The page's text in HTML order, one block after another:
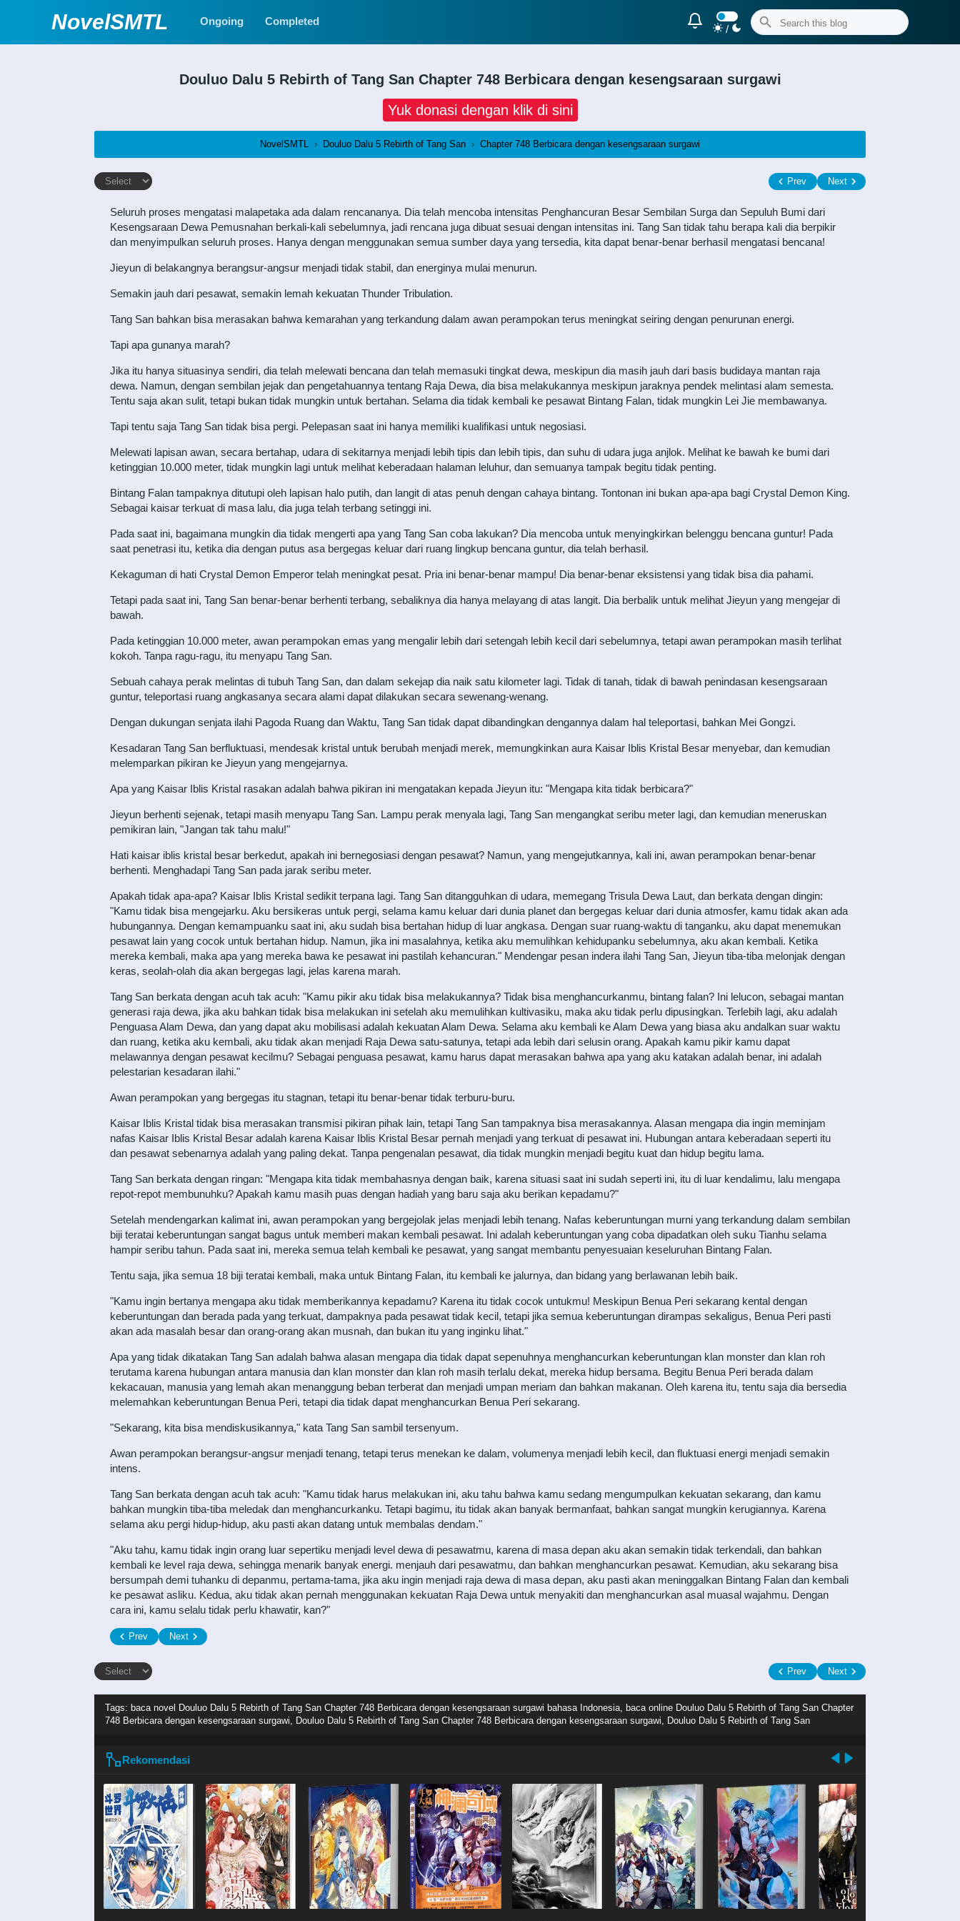
NovelSMTL Ongoing Completed
/
Douluo Dalu 5 Rebirth of Tang San Chapter 748 Berbicara dengan kesengsaraan surgawi
Yuk donasi dengan klik di sini
NovelSMTL › Douluo Dalu 5 Rebirth of Tang San › Chapter 748 Berbicara dengan kesengsaraan surgawi
Prev Next
Seluruh proses mengatasi malapetaka ada dalam rencananya. Dia telah mencoba intensitas Penghancuran Besar Sembilan Surga dan Sepuluh Bumi dari
Kesengsaraan Dewa Pemusnahan berkali-kali sebelumnya, jadi rencana juga dibuat sesuai dengan intensitas ini. Tang San tidak tahu berapa kali dia berpikir
dan menyimpulkan seluruh proses. Hanya dengan menggunakan semua sumber daya yang tersedia, kita dapat benar-benar berhasil mengatasi bencana!
Jieyun di belakangnya berangsur-angsur menjadi tidak stabil, dan energinya mulai menurun.
Semakin jauh dari pesawat, semakin lemah kekuatan Thunder Tribulation.
Tang San bahkan bisa merasakan bahwa kemarahan yang terkandung dalam awan perampokan terus meningkat seiring dengan penurunan energi.
Tapi apa gunanya marah?
Jika itu hanya situasinya sendiri, dia telah melewati bencana dan telah memasuki tingkat dewa, meskipun dia masih jauh dari basis budidaya mantan raja
dewa. Namun, dengan sembilan jejak dan pengetahuannya tentang Raja Dewa, dia bisa melakukannya meskipun jaraknya pendek melintasi alam semesta.
Tentu saja akan sulit, tetapi bukan tidak mungkin untuk bertahan. Selama dia tidak kembali ke pesawat Bintang Falan, tidak mungkin Lei Jie membawanya.
Tapi tentu saja Tang San tidak bisa pergi. Pelepasan saat ini hanya memiliki kualifikasi untuk negosiasi.
Melewati lapisan awan, secara bertahap, udara di sekitarnya menjadi lebih tipis dan lebih tipis, dan suhu di udara juga anjlok. Melihat ke bawah ke bumi dari
ketinggian 10.000 meter, tidak mungkin lagi untuk melihat keberadaan halaman leluhur, dan semuanya tampak begitu tidak penting.
Bintang Falan tampaknya ditutupi oleh lapisan halo putih, dan langit di atas penuh dengan cahaya bintang. Tontonan ini bukan apa-apa bagi Crystal Demon King.
Sebagai kaisar terkuat di masa lalu, dia juga telah terbang setinggi ini.
Pada saat ini, bagaimana mungkin dia tidak mengerti apa yang Tang San coba lakukan? Dia mencoba untuk menyingkirkan belenggu bencana guntur! Pada
saat penetrasi itu, ketika dia dengan putus asa bergegas keluar dari ruang lingkup bencana guntur, dia telah berhasil.
Kekaguman di hati Crystal Demon Emperor telah meningkat pesat. Pria ini benar-benar mampu! Dia benar-benar eksistensi yang tidak bisa dia pahami.
Tetapi pada saat ini, Tang San benar-benar berhenti terbang, sebaliknya dia hanya melayang di atas langit. Dia berbalik untuk melihat Jieyun yang mengejar di
bawah.
Pada ketinggian 10.000 meter, awan perampokan emas yang mengalir lebih dari setengah lebih kecil dari sebelumnya, tetapi awan perampokan masih terlihat
kokoh. Tanpa ragu-ragu, itu menyapu Tang San.
Sebuah cahaya perak melintas di tubuh Tang San, dan dalam sekejap dia naik satu kilometer lagi. Tidak di tanah, tidak di bawah penindasan kesengsaraan
guntur, teleportasi ruang angkasanya secara alami dapat dilakukan secara sewenang-wenang.
Dengan dukungan senjata ilahi Pagoda Ruang dan Waktu, Tang San tidak dapat dibandingkan dengannya dalam hal teleportasi, bahkan Mei Gongzi.
Kesadaran Tang San berfluktuasi, mendesak kristal untuk berubah menjadi merek, memungkinkan aura Kaisar Iblis Kristal Besar menyebar, dan kemudian
melemparkan pikiran ke Jieyun yang mengejarnya.
Apa yang Kaisar Iblis Kristal rasakan adalah bahwa pikiran ini mengatakan kepada Jieyun itu: "Mengapa kita tidak berbicara?"
Jieyun berhenti sejenak, tetapi masih menyapu Tang San. Lampu perak menyala lagi, Tang San mengangkat seribu meter lagi, dan kemudian meneruskan
pemikiran lain, "Jangan tak tahu malu!"
Hati kaisar iblis kristal besar berkedut, apakah ini bernegosiasi dengan pesawat? Namun, yang mengejutkannya, kali ini, awan perampokan benar-benar
berhenti. Menghadapi Tang San pada jarak seribu meter.
Apakah tidak apa-apa? Kaisar Iblis Kristal sedikit terpana lagi. Tang San ditangguhkan di udara, memegang Trisula Dewa Laut, dan berkata dengan dingin:
"Kamu tidak bisa mengejarku. Aku bersikeras untuk pergi, selama kamu keluar dari dunia planet dan bergegas keluar dari dunia atmosfer, kamu tidak akan ada
hubungannya. Dengan kemampuanku saat ini, aku sudah bisa bertahan hidup di luar angkasa. Dengan suar ruang-waktu di tanganku, aku dapat menemukan
pesawat lain yang cocok untuk bertahan hidup. Namun, jika ini masalahnya, ketika aku memulihkan kehidupanku sebelumnya, aku akan kembali. Ketika
mereka kembali, maka apa yang mereka bawa ke pesawat ini pastilah kehancuran." Mendengar pesan indera ilahi Tang San, Jieyun tiba-tiba melonjak dengan
keras, seolah-olah dia akan bergegas lagi, jelas karena marah.
Tang San berkata dengan acuh tak acuh: "Kamu pikir aku tidak bisa melakukannya? Tidak bisa menghancurkanmu, bintang falan? Ini lelucon, sebagai mantan
generasi raja dewa, jika aku bahkan tidak bisa melakukan ini setelah aku memulihkan kultivasiku, maka aku tidak perlu dipusingkan. Terlebih lagi, aku adalah
Penguasa Alam Dewa, dan yang dapat aku mobilisasi adalah kekuatan Alam Dewa. Selama aku kembali ke Alam Dewa yang biasa aku andalkan suar waktu
dan ruang, ketika aku kembali, aku tidak akan menjadi Raja Dewa satu-satunya, tetapi ada lebih dari selusin orang. Apakah kamu pikir kamu dapat
melawannya dengan pesawat kecilmu? Sebagai penguasa pesawat, kamu harus dapat merasakan bahwa apa yang aku katakan adalah benar, ini adalah
pelestarian kesadaran ilahi."
Awan perampokan yang bergegas itu stagnan, tetapi itu benar-benar tidak terburu-buru.
Kaisar Iblis Kristal tidak bisa merasakan transmisi pikiran pihak lain, tetapi Tang San tampaknya bisa merasakannya. Alasan mengapa dia ingin meminjam
nafas Kaisar Iblis Kristal Besar adalah karena Kaisar Iblis Kristal Besar pernah menjadi yang terkuat di pesawat ini. Hubungan antara keberadaan seperti itu
dan pesawat sebenarnya adalah yang paling dekat. Tanpa pengenalan pesawat, dia tidak mungkin menjadi begitu kuat dan hidup begitu lama.
Tang San berkata dengan ringan: "Mengapa kita tidak membahasnya dengan baik, karena situasi saat ini sudah seperti ini, itu di luar kendalimu, lalu mengapa
repot-repot membunuhku? Apakah kamu masih puas dengan hadiah yang baru saja aku berikan kepadamu?"
Setelah mendengarkan kalimat ini, awan perampokan yang bergejolak jelas menjadi lebih tenang. Nafas keberuntungan murni yang terkandung dalam sembilan
biji teratai keberuntungan sangat bagus untuk memberi makan kembali pesawat. Ini adalah keberuntungan yang coba dipadatkan oleh suku Tianhu selama
hampir seribu tahun. Pada saat ini, mereka semua telah kembali ke pesawat, yang sangat membantu penyesuaian keseluruhan Bintang Falan.
Tentu saja, jika semua 18 biji teratai kembali, maka untuk Bintang Falan, itu kembali ke jalurnya, dan bidang yang berlawanan lebih baik.
"Kamu ingin bertanya mengapa aku tidak memberikannya kepadamu? Karena itu tidak cocok untukmu! Meskipun Benua Peri sekarang kental dengan
keberuntungan dan berada pada yang terkuat, dampaknya pada pesawat tidak kecil, tetapi jika semua keberuntungan dirampas sekaligus, Benua Peri pasti
akan ada masalah besar dan orang-orang akan musnah, dan bukan itu yang inginku lihat."
Apa yang tidak dikatakan Tang San adalah bahwa alasan mengapa dia tidak dapat sepenuhnya menghancurkan keberuntungan klan monster dan klan roh
terutama karena hubungan antara manusia dan klan monster dan klan roh masih terlalu dekat, mereka hidup bersama. Begitu Benua Peri berada dalam
kekacauan, manusia yang lemah akan menanggung beban terberat dan menjadi umpan meriam dan bahkan makanan. Oleh karena itu, tentu saja dia bersedia
melemahkan keberuntungan Benua Peri, tetapi dia tidak dapat menghancurkan Benua Peri sekarang.
"Sekarang, kita bisa mendiskusikannya," kata Tang San sambil tersenyum.
Awan perampokan berangsur-angsur menjadi tenang, tetapi terus menekan ke dalam, volumenya menjadi lebih kecil, dan fluktuasi energi menjadi semakin
intens.
Tang San berkata dengan acuh tak acuh: "Kamu tidak harus melakukan ini, aku tahu bahwa kamu sedang mengumpulkan kekuatan sekarang, dan kamu
bahkan mungkin tiba-tiba meledak dan menghancurkanku. Tetapi bagimu, itu tidak akan banyak bermanfaat, bahkan sangat mungkin kerugiannya. Karena
selama aku pergi hidup-hidup, aku pasti akan datang untuk membalas dendam."
"Aku tahu, kamu tidak ingin orang luar sepertiku menjadi level dewa di pesawatmu, karena di masa depan aku akan semakin tidak terkendali, dan bahkan
kembali ke level raja dewa, sehingga menarik banyak energi. menjauh dari pesawatmu, dan bahkan menghancurkan pesawat. Kemudian, aku sekarang bisa
bersumpah demi tuhanku di depanmu, pertama-tama, jika aku ingin menjadi raja dewa di masa depan, aku pasti akan meninggalkan Bintang Falan dan kembali
ke pesawat asliku. Kedua, aku tidak akan pernah menggunakan kekuatan Raja Dewa untuk menyakiti dan menghancurkan asal muasal wajahmu. Dengan
cara ini, kamu selalu tidak perlu khawatir, kan?"
Prev Next
Prev Next
Tags: baca novel Douluo Dalu 5 Rebirth of Tang San Chapter 748 Berbicara dengan kesengsaraan surgawi bahasa Indonesia, baca online Douluo Dalu 5 Rebirth of Tang San Chapter
748 Berbicara dengan kesengsaraan surgawi, Douluo Dalu 5 Rebirth of Tang San Chapter 748 Berbicara dengan kesengsaraan surgawi, Douluo Dalu 5 Rebirth of Tang San
Rekomendasi